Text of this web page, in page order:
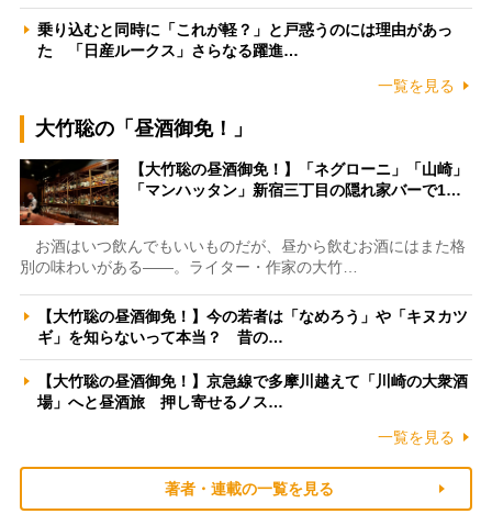
乗り込むと同時に「これが軽？」と戸惑うのには理由があっ
た 「日産ルークス」さらなる躍進…
一覧を見る
大竹聡の「昼酒御免！」
【大竹聡の昼酒御免！】「ネグローニ」「山崎」
「マンハッタン」新宿三丁目の隠れ家バーで1…
お酒はいつ飲んでもいいものだが、昼から飲むお酒にはまた格
別の味わいがある――。ライター・作家の大竹…
【大竹聡の昼酒御免！】今の若者は「なめろう」や「キヌカツ
ギ」を知らないって本当？ 昔の…
【大竹聡の昼酒御免！】京急線で多摩川越えて「川崎の大衆酒
場」へと昼酒旅 押し寄せるノス…
一覧を見る
著者・連載の一覧を見る